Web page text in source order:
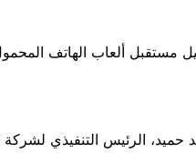
مستقبل ألعاب الهاتف